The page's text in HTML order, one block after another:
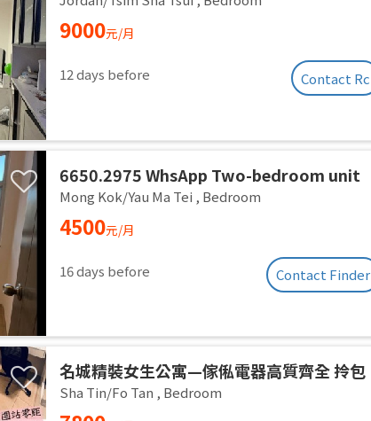
9000元/月
12 days before Contact Rc
6650.2975 WhsApp Two-bedroom unit
with one empty room, newly renovated,
available for separate rental or shared
accommodation. High floor with roof.
Utilities included. Excellent ventilation,
clean and quiet.
Mong Kok/Yau Ma Tei , Bedroom
4500元/月
16 days before Contact Finder
名城精裝女生公寓—傢俬電器高質齊全 拎包
即入住 (業主自放無佣)
Sha Tin/Fo Tan , Bedroom